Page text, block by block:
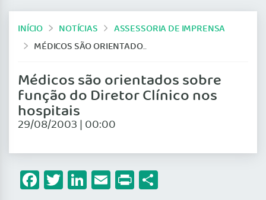
INÍCIO NOTÍCIAS
ASSESSORIA DE IMPRENSA
MÉDICOS SÃO ORIENTADOS SOBRE FUNÇÃO DO DIRETOR CLÍNICO NOS HOSPITAIS
Médicos são orientados sobre
função do Diretor Clínico nos
hospitais
29/08/2003 | 00:00
Facebook
Twitter
LinkedIn
Email
Print